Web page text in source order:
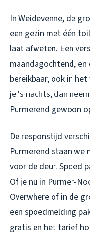
In Weidevenne, de
een gezin met één
laat afweten. Een
maandagochtend,
bereikbaar, ook in
je 's nachts, dan
Purmerend gewoon
De responstijd
Purmerend staan we
voor de deur. Spoed
Of je nu in Purmer-
Overwhere of in de
een spoedmelding
gratis en het tarief